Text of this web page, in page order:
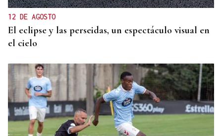
12 DE AGOSTO
El eclipse y las perseidas, un espectáculo visual en
el cielo